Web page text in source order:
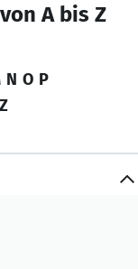
A bis Z
N O P
Z